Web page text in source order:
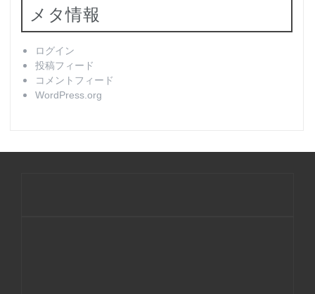
メタ情報
ログイン
投稿フィード
コメントフィード
WordPress.org